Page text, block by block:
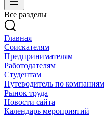
Все разделы
Главная
Соискателям
Предпринимателям
Работодателям
Студентам
Путеводитель по компаниям
Рынок труда
Новости сайта
Календарь мероприятий